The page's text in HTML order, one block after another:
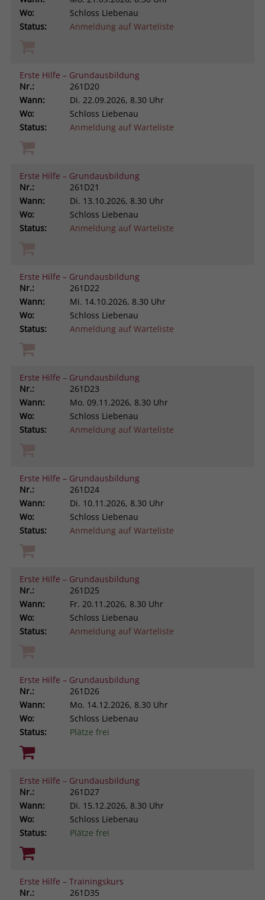
Wo:
Schloss Liebenau
Status:
Anmeldung auf Warteliste
Erste Hilfe – Grundausbildung
Nr.:
261D20
Wann:
Di. 22.09.2026, 8.30 Uhr
Wo:
Schloss Liebenau
Status:
Anmeldung auf Warteliste
Erste Hilfe – Grundausbildung
Nr.:
261D21
Wann:
Di. 13.10.2026, 8.30 Uhr
Wo:
Schloss Liebenau
Status:
Anmeldung auf Warteliste
Erste Hilfe – Grundausbildung
Nr.:
261D22
Wann:
Mi. 14.10.2026, 8.30 Uhr
Wo:
Schloss Liebenau
Status:
Anmeldung auf Warteliste
Erste Hilfe – Grundausbildung
Nr.:
261D23
Wann:
Mo. 09.11.2026, 8.30 Uhr
Wo:
Schloss Liebenau
Status:
Anmeldung auf Warteliste
Erste Hilfe – Grundausbildung
Nr.:
261D24
Wann:
Di. 10.11.2026, 8.30 Uhr
Wo:
Schloss Liebenau
Status:
Anmeldung auf Warteliste
Erste Hilfe – Grundausbildung
Nr.:
261D25
Wann:
Fr. 20.11.2026, 8.30 Uhr
Wo:
Schloss Liebenau
Status:
Anmeldung auf Warteliste
Erste Hilfe – Grundausbildung
Nr.:
261D26
Wann:
Mo. 14.12.2026, 8.30 Uhr
Wo:
Schloss Liebenau
Status:
Plätze frei
Erste Hilfe – Grundausbildung
Nr.:
261D27
Wann:
Di. 15.12.2026, 8.30 Uhr
Wo:
Schloss Liebenau
Status:
Plätze frei
Erste Hilfe – Trainingskurs
Nr.:
261D35